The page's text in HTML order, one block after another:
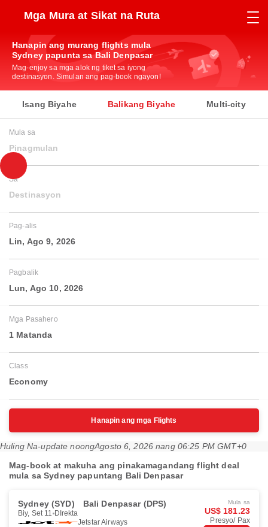
Mga Mura at Sikat na Ruta
Hanapin ang murang flights mula
Sydney papunta sa Bali Denpasar
Mag-enjoy sa mga alok ng tiket sa iyong
destinasyon. Simulan ang pag-book ngayon!
Isang Biyahe Balikang Biyahe Multi-city
Mula sa
Pinagmulan
Sa
Destinasyon
Pag-alis
Lin, Ago 9, 2026
Pagbalik
Lun, Ago 10, 2026
Mga Pasahero
1 Matanda
Class
Economy
Hanapin ang mga Flights
Huling Na-update noongAgosto 6, 2026 nang 06:25 PM GMT+0
Mag-book at makuha ang pinakamagandang flight deal
mula sa Sydney papuntang Bali Denpasar
Sydney (SYD) Bali Denpasar (DPS)
Biy, Set 11 DIrekta
Jetstar Airways
Mula sa
US$ 181.23
Presyo/ Pax